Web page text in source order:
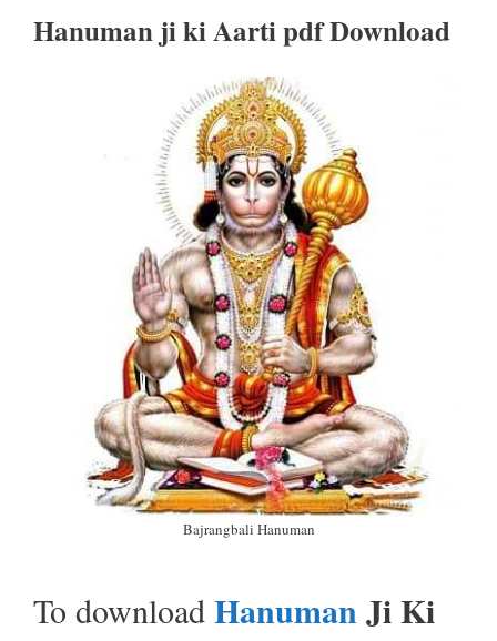
Hanuman ji ki Aarti pdf Download
Bajrangbali Hanuman
To download HanumanJi Ki